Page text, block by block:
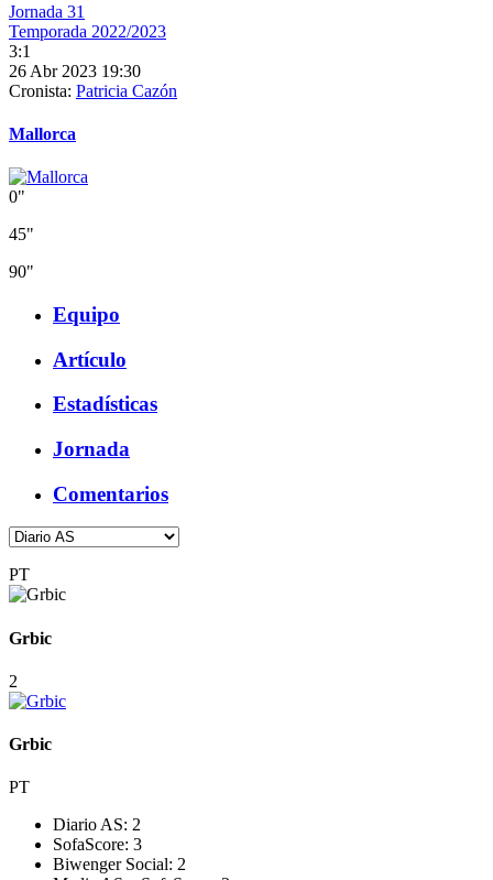
Jornada 31
Temporada 2022/2023
3:1
26 Abr 2023 19:30
Cronista: Patricia Cazón
Mallorca
0"
45"
90"
Equipo
Artículo
Estadísticas
Jornada
Comentarios
PT
Grbic
2
Grbic
PT
Diario AS: 2
SofaScore: 3
Biwenger Social: 2